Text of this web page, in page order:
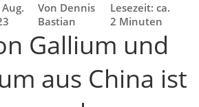
Von Dennis
Bastian
Lesezeit: ca.
2 Minuten
Gallium und
aus China ist